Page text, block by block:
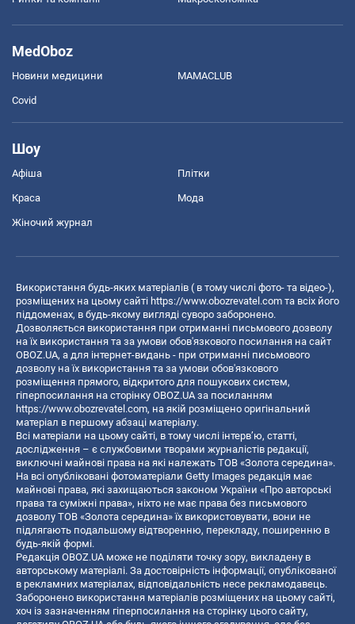
MedOboz
Новини медицини MAMACLUB
Covid
Шоу
Афіша Плітки
Краса Мода
Жіночий журнал
Використання будь-яких матеріалів ( в тому числі фото- та відео-),
розміщених на цьому сайті https://www.obozrevatel.com та всіх його
піддоменах, в будь-якому вигляді суворо заборонено.
Дозволяється використання при отриманні письмового дозволу
на їх використання та за умови обов'язкового посилання на сайт
OBOZ.UA, а для інтернет-видань - при отриманні письмового
дозволу на їх використання та за умови обов'язкового
розміщення прямого, відкритого для пошукових систем,
гіперпосилання на сторінку OBOZ.UA за посиланням
https://www.obozrevatel.com, на якій розміщено оригінальний
матеріал в першому абзаці матеріалу.
Всі матеріали на цьому сайті, в тому числі інтерв’ю, статті,
дослідження – є службовими творами журналістів редакції,
виключні майнові права на які належать ТОВ «Золота середина».
На всі опубліковані фотоматеріали Getty Images редакція має
майнові права, які захищаються законом України «Про авторські
права та суміжні права», ніхто не має права без письмового
дозволу ТОВ «Золота середина» їх використовувати, вони не
підлягають подальшому відтворенню, перекладу, поширенню в
будь-якій формі.
Редакція OBOZ.UA може не поділяти точку зору, викладену в
авторському матеріалі. За достовірність інформації, опублікованої
в рекламних матеріалах, відповідальність несе рекламодавець.
Заборонено використання матеріалів розміщених на цьому сайті,
хоч із зазначенням гіперпосилання на сторінку цього сайту,